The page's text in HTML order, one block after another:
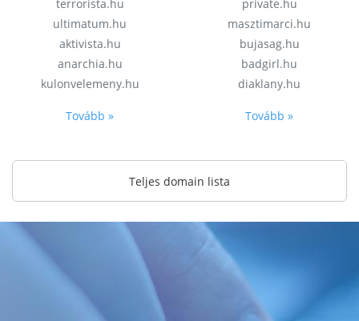
terrorista.hu
ultimatum.hu
aktivista.hu
anarchia.hu
kulonvelemeny.hu
Tovább »
private.hu
masztimarci.hu
bujasag.hu
badgirl.hu
diaklany.hu
Tovább »
Teljes domain lista